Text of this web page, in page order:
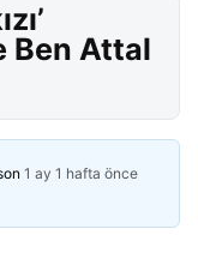
Ben Attal
1 ay 1 hafta önce